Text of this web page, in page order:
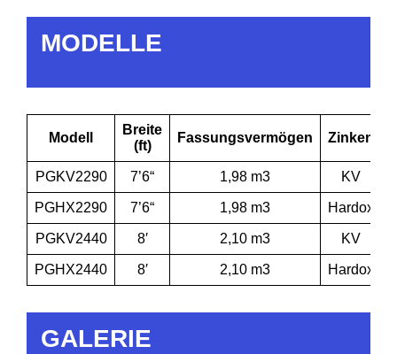
MODELLE
Modell
Breite
(ft)
Fassungsvermögen Zinken
PGKV2290 7’6“ 1,98 m3 KV
PGHX2290 7’6“ 1,98 m3 Hardox
PGKV2440 8′ 2,10 m3 KV
PGHX2440 8′ 2,10 m3 Hardox
GALERIE